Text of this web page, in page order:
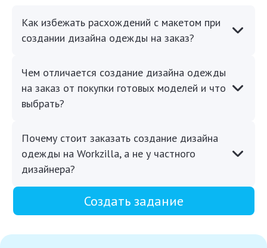
Как избежать расхождений с макетом при
создании дизайна одежды на заказ?
Чем отличается создание дизайна одежды
на заказ от покупки готовых моделей и что
выбрать?
Почему стоит заказать создание дизайна
одежды на Workzilla, а не у частного
дизайнера?
Создать задание